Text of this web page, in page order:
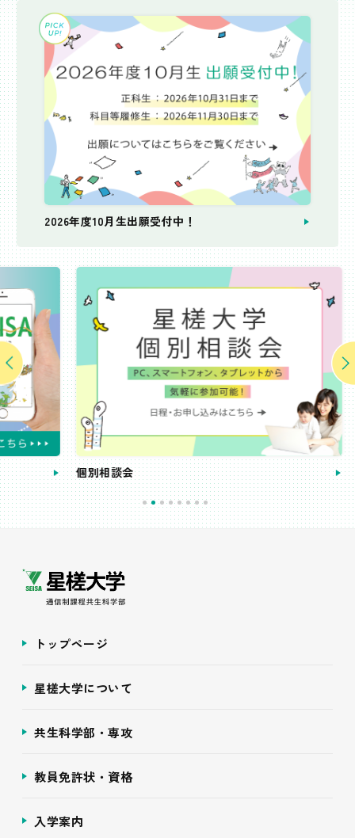
2026年度10月生出願受付中！
個別相談会 受講
トップページ
星槎大学について
共生科学部・専攻
教員免許状・資格
入学案内